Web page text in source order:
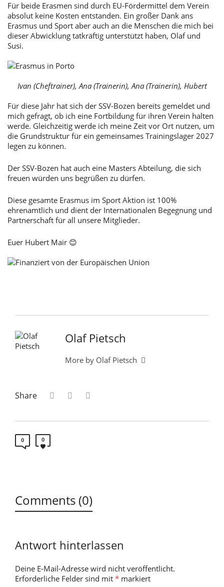
Für beide Erasmen sind durch EU-Fördermittel dem Verein
absolut keine Kosten entstanden. Ein großer Dank ans
Erasmus und Sport aber auch an die Menschen die mich bei
dieser Abwicklung tatkräftig unterstützt haben, Olaf und
Susi.
Ivan (Cheftrainer), Ana (Trainerin), Ana (Trainerin), Hubert
Für diese Jahr hat sich der SSV-Bozen bereits gemeldet und
mich gefragt, ob ich eine Fortbildung für ihren Verein halten
werde. Gleichzeitig werde ich meine Zeit vor Ort nutzen, um
die Grundstruktur für ein gemeinsames Trainingslager 2027
legen zu können.
Der SSV-Bozen hat auch eine Masters Abteilung, die sich
freuen würden uns begrüßen zu dürfen.
Diese gesamte Erasmus im Sport Aktion ist 100%
ehrenamtlich und dient der Internationalen Begegnung und
Partnerschaft für all unsere Mitglieder.
Euer Hubert Mair 😊
Olaf Pietsch
More by Olaf Pietsch
Share
0 0
Comments (0)
Antwort hinterlassen
Deine E-Mail-Adresse wird nicht veröffentlicht.
Erforderliche Felder sind mit * markiert